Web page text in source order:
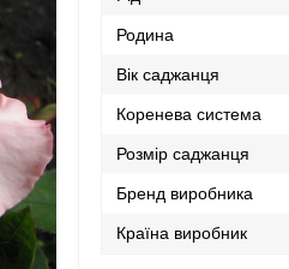
Родина
Вік саджанця
Коренева система
Розмір саджанця
Бренд виробника
Країна виробник